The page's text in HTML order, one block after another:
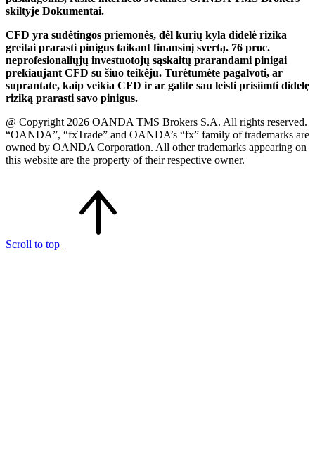
skiltyje Dokumentai.
CFD yra sudėtingos priemonės, dėl kurių kyla didelė rizika
greitai prarasti pinigus taikant finansinį svertą. 76 proc.
neprofesionaliųjų investuotojų sąskaitų prarandami pinigai
prekiaujant CFD su šiuo teikėju. Turėtumėte pagalvoti, ar
suprantate, kaip veikia CFD ir ar galite sau leisti prisiimti didelę
riziką prarasti savo pinigus.
@ Copyright 2026 OANDA TMS Brokers S.A. All rights reserved.
“OANDA”, “fxTrade” and OANDA’s “fx” family of trademarks are
owned by OANDA Corporation. All other trademarks appearing on
this website are the property of their respective owner.
Scroll to top